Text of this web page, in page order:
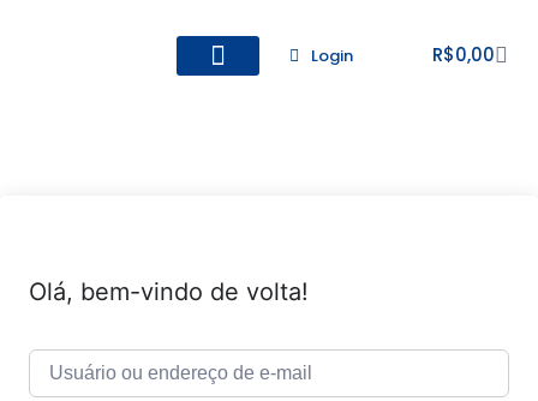
Login R$0,00
Olá, bem-vindo de volta!